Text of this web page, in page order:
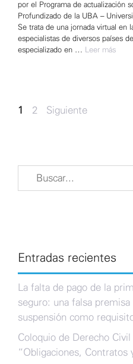
por el Programa de actualización
Profundizado de la UBA –
Se trata de una jornada virtual en
especialistas de diversos países
especializado en …
Leer más
Navegación
Página
1 Página
2 Siguiente
Buscar:
Entradas recientes
La falta de pago de la
seguro: una falsa
suspensión como
Coloquio de Derecho Civil
“Obligaciones, Contratos